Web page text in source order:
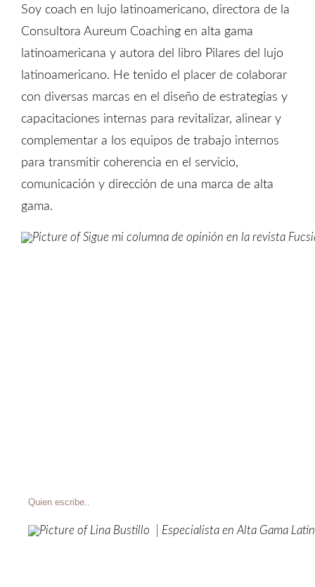
Soy coach en lujo latinoamericano, directora de la
Consultora Aureum Coaching en alta gama
latinoamericana y autora del libro Pilares del lujo
latinoamericano. He tenido el placer de colaborar
con diversas marcas en el diseño de estrategias y
capacitaciones internas para revitalizar, alinear y
complementar a los equipos de trabajo internos
para transmitir coherencia en el servicio,
comunicación y dirección de una marca de alta
gama.
Quien escribe..